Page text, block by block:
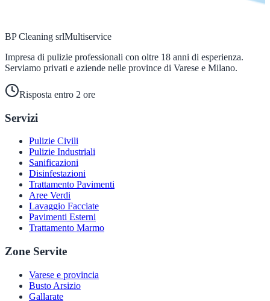
BP Cleaning srlMultiservice
Impresa di pulizie professionali con oltre 18 anni di esperienza.
Serviamo privati e aziende nelle province di Varese e Milano.
Risposta entro 2 ore
Servizi
Pulizie Civili
Pulizie Industriali
Sanificazioni
Disinfestazioni
Trattamento Pavimenti
Aree Verdi
Lavaggio Facciate
Pavimenti Esterni
Trattamento Marmo
Zone Servite
Varese e provincia
Busto Arsizio
Gallarate